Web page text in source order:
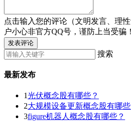
点击输入您的评论（文明发言、理
户小心非官方QQ号，谨防上当受骗！
发表评论
搜索
最新发布
1光伏概念股有哪些？
2大规模设备更新概念股有哪些
3figure机器人概念股有哪些？